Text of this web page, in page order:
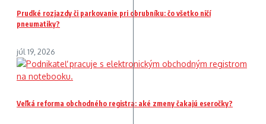
Prudké rozjazdy či parkovanie pri obrubníku: čo všetko ničí
pneumatiky?
júl 19, 2026
Veľká reforma obchodného registra: aké zmeny čakajú eseročky?